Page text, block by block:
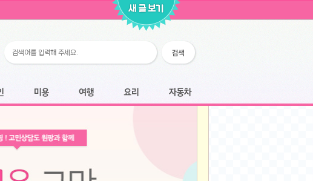
2026-02-25
2026-02-12
2026-02-06
2026-01-28
2026-01-07
2025-11-12